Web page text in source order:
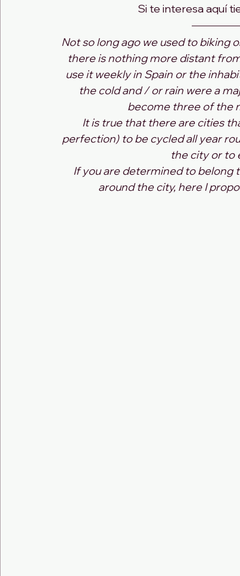
Si te interesa aquí
Not so long ago we used to biking
there is nothing more distant
use it weekly in Spain or the
the cold and / or rain were a
become three of the
It is true that there are cities
perfection) to be cycled all year
the city or to
If you are determined to belong
around the city, here I